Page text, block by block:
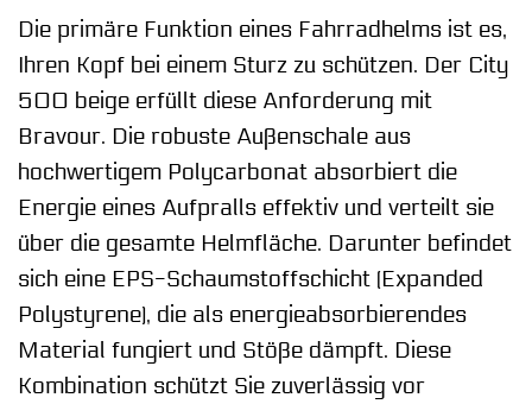
Die primäre Funktion eines Fahrradhelms ist es,
Ihren Kopf bei einem Sturz zu schützen. Der City
500 beige erfüllt diese Anforderung mit
Bravour. Die robuste Außenschale aus
hochwertigem Polycarbonat absorbiert die
Energie eines Aufpralls effektiv und verteilt sie
über die gesamte Helmfläche. Darunter befindet
sich eine EPS-Schaumstoffschicht (Expanded
Polystyrene), die als energieabsorbierendes
Material fungiert und Stöße dämpft. Diese
Kombination schützt Sie zuverlässig vor